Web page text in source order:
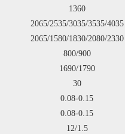
1360
2065/2535/3035/3535/4035
2065/1580/1830/2080/2330
800/900
1690/1790
30
0.08-0.15
0.08-0.15
12/1.5